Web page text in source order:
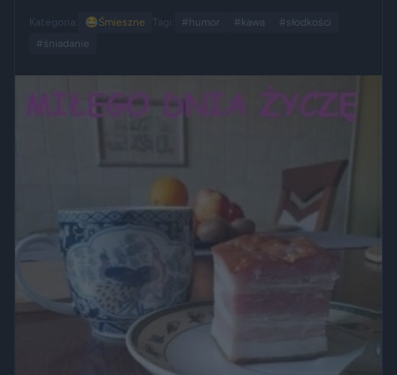
Kategoria: 😂Śmieszne Tagi: #humor #kawa
#słodkości
#śniadanie